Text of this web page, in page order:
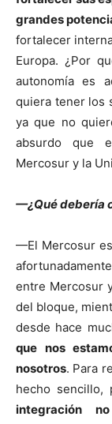
grandes
fortalecer
Europa. ¿Por
autonomía es
quiera tener los
ya que no
absurdo que
Mercosur y la
—¿Qué debería
—El Mercosur
entre Mercosur
del bloque,
desde hace
que nos
nosotros. Para
hecho
integración